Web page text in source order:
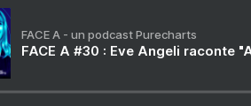
FACE A - un podcast Purecharts
FACE A #30 : Eve Angeli raconte